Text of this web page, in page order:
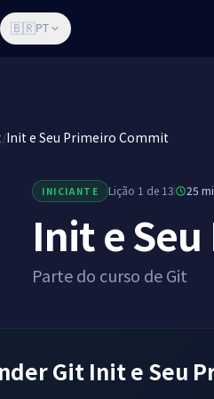
🇧🇷PT
/Init e Seu Primeiro Commit
INICIANTE Lição 1 de 13 25
Init e
Parte do curso de Git
Git Init e Seu